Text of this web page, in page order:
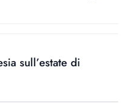
sull’estate di